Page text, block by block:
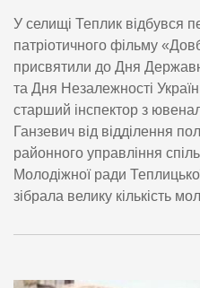
У селищі Теплик відбувся
патріотичного фільму
присвятили до Дня
та Дня Незалежності
старший інспектор з
Ганзевич від відділення
районного управління
Молодіжної ради
зібрала велику кількість